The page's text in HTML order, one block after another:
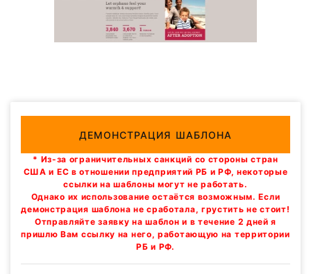
ДЕМОНСТРАЦИЯ ШАБЛОНА
* Из-за ограничительных санкций со стороны стран
США и ЕС в отношении предприятий РБ и РФ, некоторые
ссылки на шаблоны могут не работать.
Однако их использование остаётся возможным. Если
демонстрация шаблона не сработала, грустить не стоит!
Отправляйте заявку на шаблон и в течение 2 дней я
пришлю Вам ссылку на него, работающую на территории
РБ и РФ.